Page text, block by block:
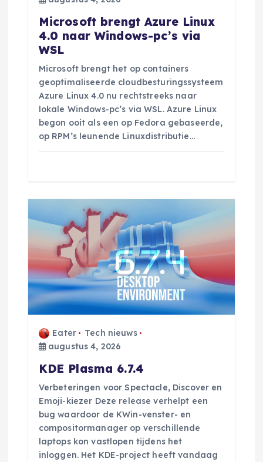
Microsoft brengt Azure Linux
4.0 naar Windows-pc’s via
WSL
Microsoft brengt het op containers
geoptimaliseerde cloudbesturingssysteem
Azure Linux 4.0 nu rechtstreeks naar
lokale Windows-pc’s via WSL. Azure Linux
begon ooit als een op Fedora gebaseerde,
op RPM’s leunende Linuxdistributie…
Eater
Tech nieuws
augustus 4, 2026
KDE Plasma 6.7.4
Verbeteringen voor Spectacle, Discover en
Emoji-kiezer Deze release verhelpt een
bug waardoor de KWin-venster- en
compositormanager op verschillende
laptops kon vastlopen tijdens het
inloggen. Het KDE-project heeft vandaag